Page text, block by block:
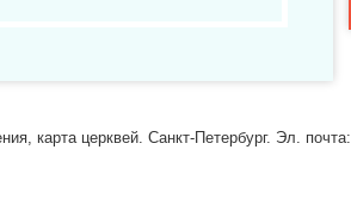
карта церквей. Санкт-Петербург. Эл. почта: